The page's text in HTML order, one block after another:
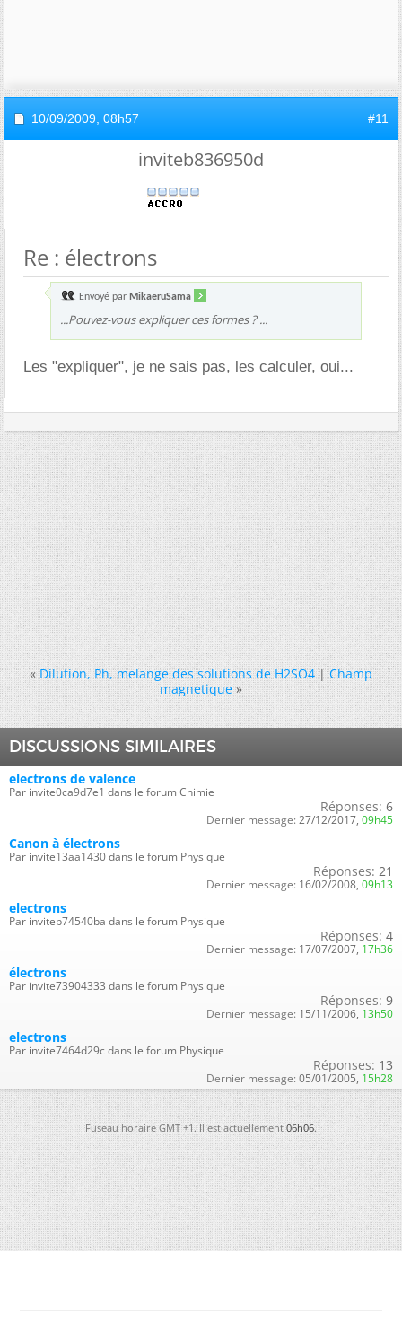
10/09/2009, 08h57 #11
inviteb836950d
Re : électrons
Envoyé par MikaeruSama
...Pouvez-vous expliquer ces formes ? ...
Les "expliquer", je ne sais pas, les calculer, oui...
« Dilution, Ph, melange des solutions de H2SO4|Champ
magnetique »
DISCUSSIONS SIMILAIRES
electrons de valence
Par invite0ca9d7e1 dans le forum Chimie
Réponses: 6
Dernier message: 27/12/2017, 09h45
Canon à électrons
Par invite13aa1430 dans le forum Physique
Réponses: 21
Dernier message: 16/02/2008, 09h13
electrons
Par inviteb74540ba dans le forum Physique
Réponses: 4
Dernier message: 17/07/2007, 17h36
électrons
Par invite73904333 dans le forum Physique
Réponses: 9
Dernier message: 15/11/2006, 13h50
electrons
Par invite7464d29c dans le forum Physique
Réponses: 13
Dernier message: 05/01/2005, 15h28
Fuseau horaire GMT +1. Il est actuellement06h06.